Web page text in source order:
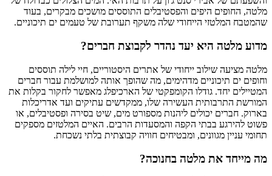
מלטה, החופים היפים והפסטיבלים התוססים מושכים מבקרים, בעוד
שהמטבח המלטזי הייחודי שלה משקף תערובת של טעמים ים תיכוניים.
מדוע מלטה היא יעד נהדר לקבוצת חברים?
מלטה מציעה שילוב ייחודי של אתרים היסטוריים, חיי לילה תוססים
וחופים ים תיכוניים מדהימים, מה שהופך אותה למושלמת עבור חברים
המטיילים יחד. גודלו הקומפקטי של הארכיפלג מאפשר לחקור בקלות את
המורשת התרבותית העשירה שלו, ממקדשים עתיקים ועד אדריכלות
בארוק. חברים יכולים ליהנות מספורט מים, שיט בסירה ופסטיבלים, או
פשוט להירגע בבתי הקפה והמסעדות הרבים. האיים המלטזים מספקים
תחומי עניין מגוונים, ומבטיחים חוויה קבוצתית בלתי נשכחת.
מה מייחד את מלטה בחנוכה?